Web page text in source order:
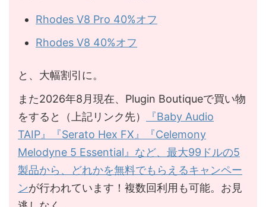
Rhodes V8 Pro 40%オフ
Rhodes V8 40%オフ
と、大幅割引に。
また2026年8月現在、Plugin Boutiqueで買い物
をすると（上記リンク先）
『Baby Audio
TAIP』『Serato Hex FX』『Celemony
Melodyne 5 Essential』など、最大99ドルの5
製品から、どれかを無料でもらえるキャンペー
ンが行われています！複数回利用も可能。お見